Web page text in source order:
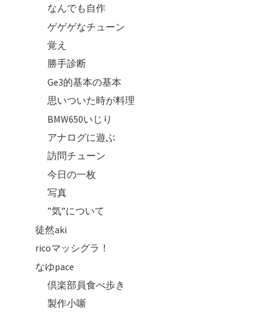
なんでも自作
ゲゲゲなチューン
覚え
勝手診断
Ge3的基本の基本
思いついた時が料理
BMW650いじり
アナログに遊ぶ
訪問チューン
今日の一枚
写真
”気”について
徒然aki
ricoマッシグラ！
なゆpace
倶楽部員食べ歩き
製作小噺